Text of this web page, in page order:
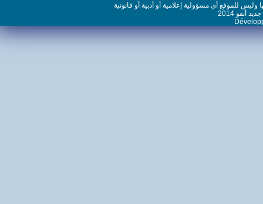
للموقع أي مسؤولية إعلامية أو أدبية أو قانونية
2014